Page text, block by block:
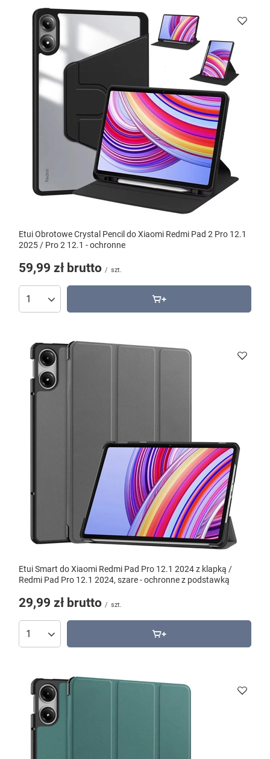
Etui Obrotowe Crystal Pencil do Xiaomi Redmi Pad 2 Pro 12.1
2025 / Pro 2 12.1 - ochronne
59,99 zł brutto / szt.
Etui Smart do Xiaomi Redmi Pad Pro 12.1 2024 z klapką /
Redmi Pad Pro 12.1 2024, szare - ochronne z podstawką
29,99 zł brutto / szt.